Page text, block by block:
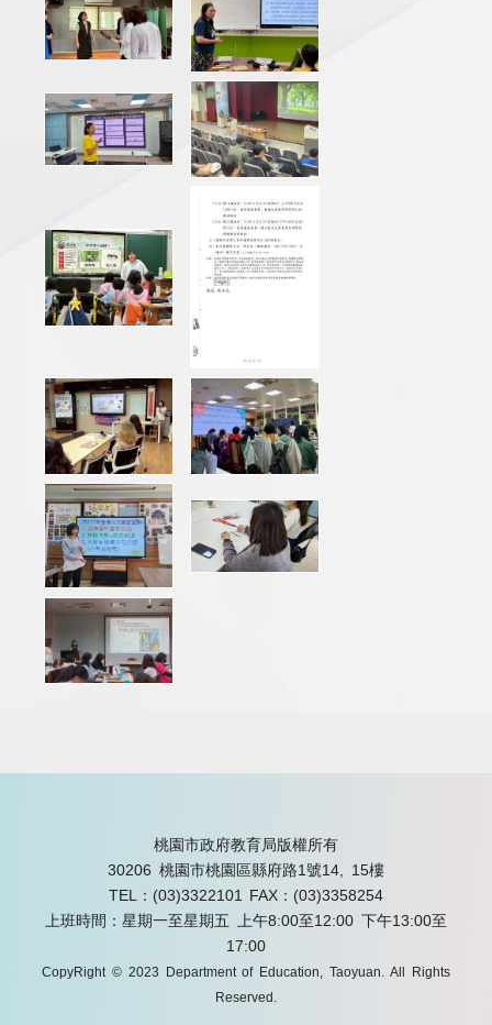
桃園市政府教育局版權所有
30206 桃園市桃園區縣府路1號14, 15樓
TEL：(03)3322101
FAX：(03)3358254
上班時間：星期一至星期五 上午8:00至12:00 下午13:00至
17:00
CopyRight © 2023 Department of Education, Taoyuan. All Rights
Reserved.